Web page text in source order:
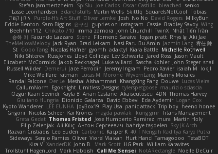
Stefan Jammertzheim
SpiSlu Joe Carlos Oscar Castillo bleached senko
Lasse Leonhardsen 3darchstuffs Martin Wells Skittlq SquareIsNotCool Tobias
אילון קשת
Purple-H's Art Stuff Oliver Lemke Josh No No David Rogers MilkyBun
Eddie Benton Sam Biggins 윤구선 gupries on Instagram Cassie Bradley Savoy Wing
Beehhhh112 Chikato 710 imma zamora John Churchill TwinX Nhật Tiến Trần
승하 이 Facundo Lazzaro Stenz Filomeno Saraiva logan pratt Rhys lg Aki Jae
TheMellowMelody Jack Ryan Brad Leikam Nasi Paru Bu Amin Jazmin Lang 宥任 陳
St Gooo Tang Nicolas Hafner gyomh adaktyl Kiara Battle Michelle Rothwell
Niki Shterev RussJones Lloyd Collidge Lev Schwartz Jared Ross Jason Mault
Elizabeth McCormick Jakob Recknagel Luke willard Sascha Kohler John Steger snail
Russell Wilder Demerui Jace Perrodin Jeremy Ingram Pedro Xavier isaiah M
lokjl
Mike Wellfare ratman Lucas M. Morone WyvernLang Manny Morales
Randal Falcone Der Le Meshal Alshammari KhangXing Pang Douwe Lucas Vieira
CallumNorm Egoknight Limitless Designs tylerspetgoose maurizio sciascia
Özgür Kaan Sevindi Kayla B Arian Castane Akaiseutoseu 4DN Thomas Harvey
Giuliano Hungria Dionicio Galarza David Ebbevi Eda Aydemir Logan Cox
Kyoto Wanderer LEE EUNHA JoyBox19 Play Usa panic attack Trip boy heeno honee
Grigorii
Nicolas Scheer Kai Krones magda pawlak ikung gmr Titans Management
Greta Gedat Thomas Fristed Jose Humberto Ramirez mura Martin Holy
Filip Zelenjak Ali Kılıç Антон Сергеевич bahriye taşdelen Sky JK Arch
Razvan Cristiadis Leo Euden Carbonic Kacper K 40. I Nengah Raditya Karya Putra
Sideways Sergio Pamies Oliver Viorel Vlaican Hurt Hand Tamagoooo TetaBOT
Kira V XanderDK John B. Mark Scott HG Park William Karavites
Trollstuhl HagenLord Mark Habbish Call Me Sensei NotARectangle Noelle DeCuir